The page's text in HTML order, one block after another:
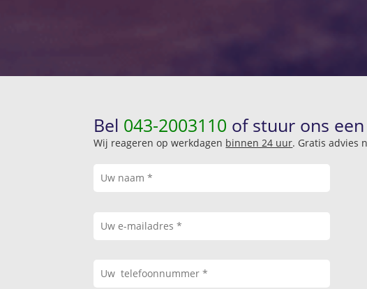
Bel 043-2003110 of stuur ons
Wij reageren op werkdagen binnen 24 uur. Gratis advies